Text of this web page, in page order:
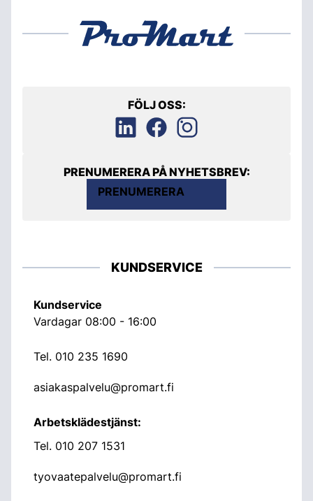
FÖLJ OSS:
PRENUMERERA PÅ NYHETSBREV:
PRENUMERERA
KUNDSERVICE
Kundservice
Vardagar 08:00 - 16:00
Tel. 010 235 1690
asiakaspalvelu@promart.fi
Arbetsklädestjänst:
Tel. 010 207 1531
tyovaatepalvelu@promart.fi